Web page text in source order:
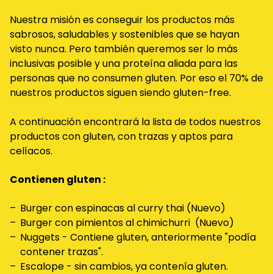
Nuestra misión es conseguir los productos más
sabrosos, saludables y sostenibles que se hayan
visto nunca. Pero también queremos ser lo más
inclusivas posible y una proteína aliada para las
personas que no consumen gluten. Por eso el 70% de
nuestros productos siguen siendo gluten-free.
A continuación encontrará la lista de todos nuestros
productos con gluten, con trazas y aptos para
celíacos.
Contienen gluten :
Burger con espinacas al curry thai (Nuevo)
Burger con pimientos al chimichurri (Nuevo)
Nuggets - Contiene gluten, anteriormente "podía
contener trazas".
Escalope - sin cambios, ya contenía gluten.